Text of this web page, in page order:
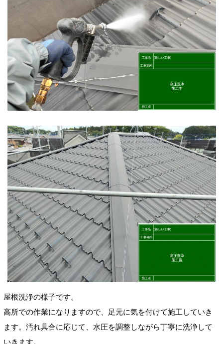
屋根洗浄の様子です。
高所での作業になりますので、足元に気を付けて施工していき
ます。汚れ具合に応じて、水圧を調整しながら丁寧に洗浄して
いきます。